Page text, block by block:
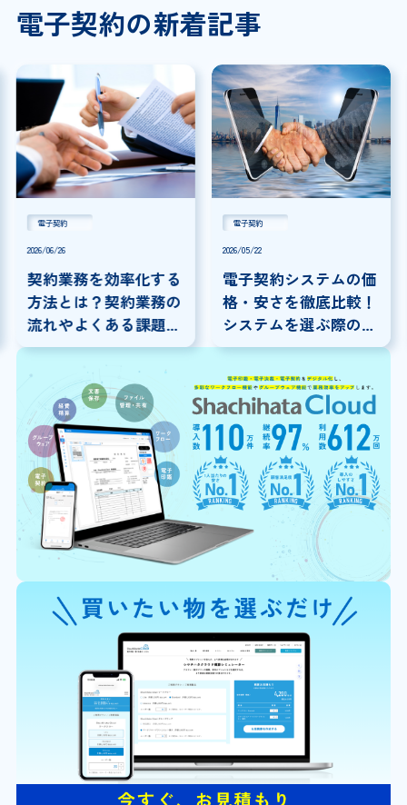
電子契約の新着記事
電子契約
2026/06/26
契約業務を効率化する
方法とは？契約業務の
流れやよくある課題に
ついて解説
電子契約
2026/05/22
電子契約システムの価
格・安さを徹底比較！
システムを選ぶ際の注
意点を解説